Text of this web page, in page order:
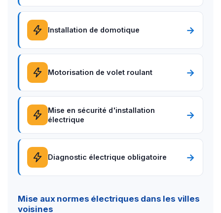
Installation de domotique →
Motorisation de volet roulant →
Mise en sécurité d'installation
électrique
→
Diagnostic électrique obligatoire →
Mise aux normes électriques dans les villes
voisines